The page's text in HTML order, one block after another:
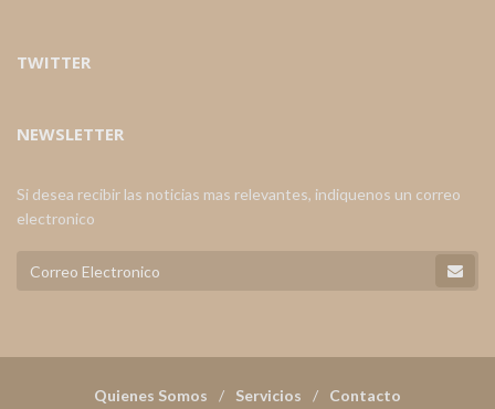
TWITTER
NEWSLETTER
Si desea recibir las noticias mas relevantes, indiquenos un correo
electronico
Quienes Somos Servicios Contacto